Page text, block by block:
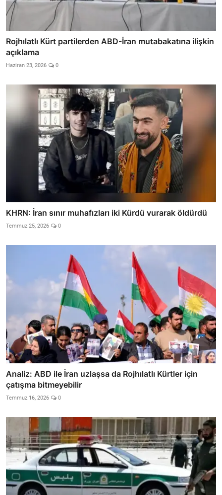
Rojhılatlı Kürt partilerden ABD-İran mutabakatına ilişkin
açıklama
Haziran 23, 2026 0
KHRN: İran sınır muhafızları iki Kürdü vurarak öldürdü
Temmuz 25, 2026 0
Analiz: ABD ile İran uzlaşsa da Rojhılatlı Kürtler için
çatışma bitmeyebilir
Temmuz 16, 2026 0